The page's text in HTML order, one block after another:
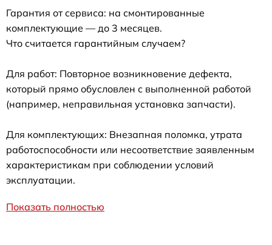
Гарантия от сервиса: на смонтированные
комплектующие — до 3 месяцев.
Что считается гарантийным случаем?
Для работ: Повторное возникновение дефекта,
который прямо обусловлен с выполненной работой
(например, неправильная установка запчасти).
Для комплектующих: Внезапная поломка, утрата
работоспособности или несоответствие заявленным
характеристикам при соблюдении условий
эксплуатации.
Показать полностью